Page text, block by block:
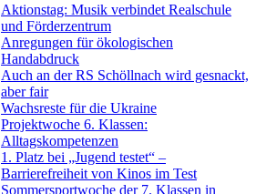
Aktionstag: Musik verbindet Realschule
und Förderzentrum
Anregungen für ökologischen
Handabdruck
Auch an der RS Schöllnach wird gesnackt,
aber fair
Wachsreste für die Ukraine
Projektwoche 6. Klassen:
Alltagskompetenzen
1. Platz bei „Jugend testet“ –
Barrierefreiheit von Kinos im Test
Sommersportwoche der 7. Klassen in